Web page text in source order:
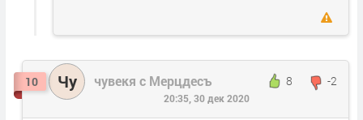
10 Чу чувекя с Мерцдесъ 8 -2
20:35, 30 дек 2020